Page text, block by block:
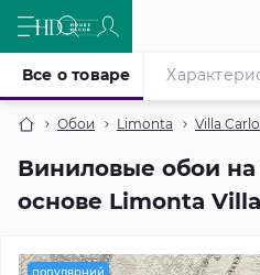
Обои Limonta Villa
Виниловые обои
основе Limonta
Все о товаре